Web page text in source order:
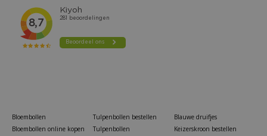
Bloembollen
Bloembollen online kopen
Tulpenbollen bestellen
Tulpenbollen
Blauwe druifjes
Keizerskroon bestellen